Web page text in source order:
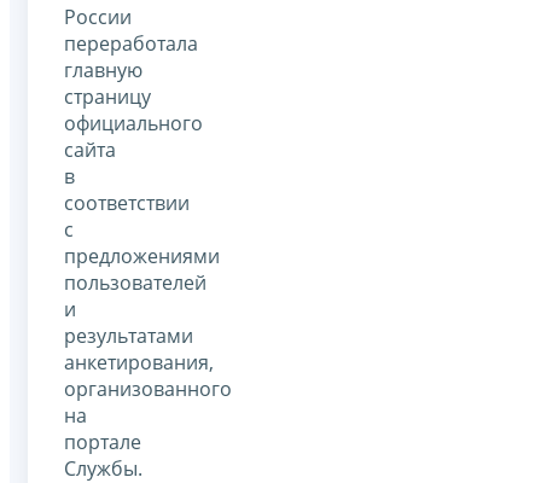
России
переработала
главную
страницу
официального
сайта
в
соответствии
с
предложениями
пользователей
и
результатами
анкетирования,
организованного
на
портале
Службы.